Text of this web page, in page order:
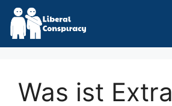
Skip
content
Was ist Extra